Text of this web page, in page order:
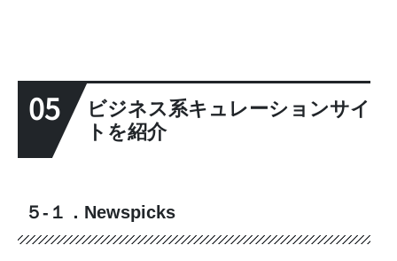
05
ビジネス系キュレーションサイ
トを紹介
５-１．Newspicks